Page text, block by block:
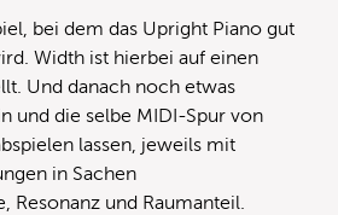
bei dem das Upright Piano gut
Width ist hierbei auf einen
Und danach noch etwas
und die selbe MIDI-Spur von
lassen, jeweils mit
in Sachen
Resonanz und Raumanteil.